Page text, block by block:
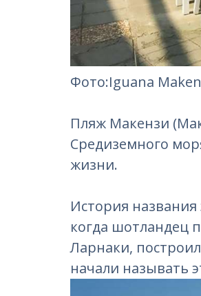
Фотo:Iguana
Пляж Макензи
Средиземного
жизни.
История
когда шотландец
Ларнаки,
начали называть